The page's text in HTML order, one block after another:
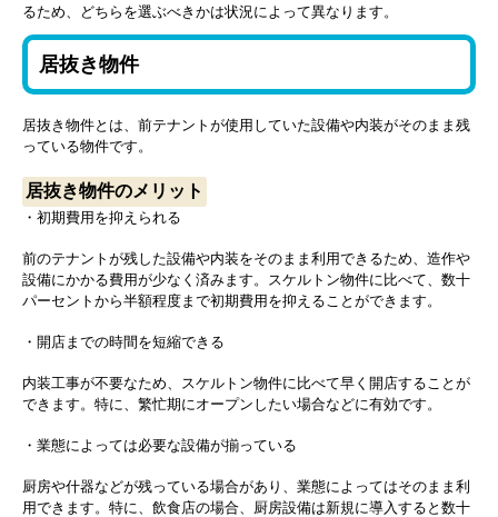
るため、どちらを選ぶべきかは状況によって異なります。
居抜き物件
居抜き物件とは、前テナントが使用していた設備や内装がそのまま残
っている物件です。
居抜き物件のメリット
・初期費用を抑えられる
前のテナントが残した設備や内装をそのまま利用できるため、造作や
設備にかかる費用が少なく済みます。スケルトン物件に比べて、数十
パーセントから半額程度まで初期費用を抑えることができます。
・開店までの時間を短縮できる
内装工事が不要なため、スケルトン物件に比べて早く開店することが
できます。特に、繁忙期にオープンしたい場合などに有効です。
・業態によっては必要な設備が揃っている
厨房や什器などが残っている場合があり、業態によってはそのまま利
用できます。特に、飲食店の場合、厨房設備は新規に導入すると数十